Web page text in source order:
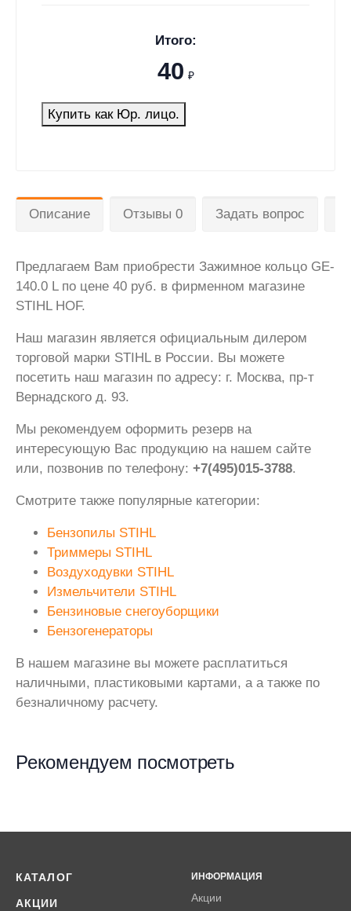
Итого:
40 ₽
Купить как Юр. лицо.
Описание Отзывы 0 Задать вопрос
Предлагаем Вам приобрести Зажимное кольцо GE-
140.0 L по цене 40 руб. в фирменном магазине
STIHL HOF.
Наш магазин является официальным дилером
торговой марки STIHL в России. Вы можете
посетить наш магазин по адресу: г. Москва, пр-т
Вернадского д. 93.
Мы рекомендуем оформить резерв на
интересующую Вас продукцию на нашем сайте
или, позвонив по телефону: +7(495)015-3788.
Смотрите также популярные категории:
Бензопилы STIHL
Триммеры STIHL
Воздуходувки STIHL
Измельчители STIHL
Бензиновые снегоуборщики
Бензогенераторы
В нашем магазине вы можете расплатиться
наличными, пластиковыми картами, а а также по
безналичному расчету.
Рекомендуем посмотреть
КАТАЛОГ
АКЦИИ
ИНФОРМАЦИЯ
Акции